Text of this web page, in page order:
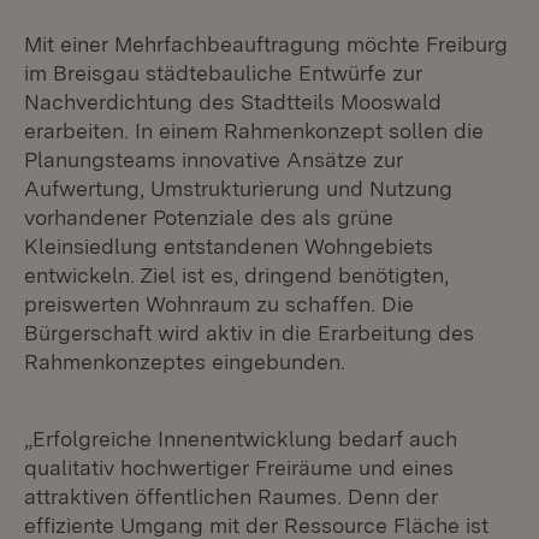
Mit einer Mehrfachbeauftragung möchte Freiburg
im Breisgau städtebauliche Entwürfe zur
Nachverdichtung des Stadtteils Mooswald
erarbeiten. In einem Rahmenkonzept sollen die
Planungsteams innovative Ansätze zur
Aufwertung, Umstrukturierung und Nutzung
vorhandener Potenziale des als grüne
Kleinsiedlung entstandenen Wohngebiets
entwickeln. Ziel ist es, dringend benötigten,
preiswerten Wohnraum zu schaffen. Die
Bürgerschaft wird aktiv in die Erarbeitung des
Rahmenkonzeptes eingebunden.
„Erfolgreiche Innenentwicklung bedarf auch
qualitativ hochwertiger Freiräume und eines
attraktiven öffentlichen Raumes. Denn der
effiziente Umgang mit der Ressource Fläche ist